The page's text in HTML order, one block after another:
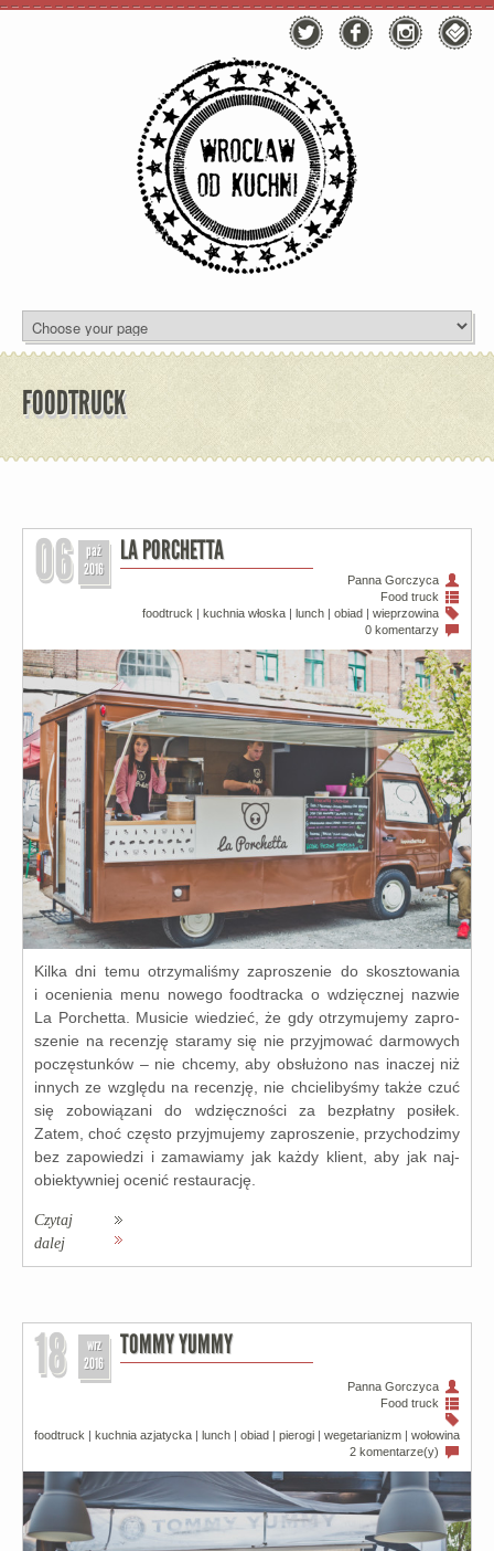
FOODTRUCK
06
paź
2016
LA PORCHETTA
Panna Gorczyca
Food truck
foodtruck | kuchnia włoska | lunch | obiad | wieprzowina
0 komentarzy
Kilka dni temu otrzy­ma­li­śmy zapro­sze­nie do skosz­to­wa­nia
i oce­nie­nia menu nowe­go food­trac­ka o wdzięcz­nej nazwie
La Porchetta. Musicie wie­dzieć, że gdy otrzy­mu­je­my zapro­
sze­nie na recen­zję sta­ra­my się nie przyj­mo­wać dar­mo­wych
poczę­stun­ków – nie chce­my, aby obsłu­żo­no nas ina­czej niż
innych ze wzglę­du na recen­zję, nie chcie­li­by­śmy tak­że czuć
się zobo­wią­za­ni do wdzięcz­no­ści za bez­płat­ny posi­łek.
Zatem, choć czę­sto przyj­mu­je­my zapro­sze­nie, przy­cho­dzi­my
bez zapo­wie­dzi i zama­wia­my jak każ­dy klient, aby jak naj­
obiek­tyw­niej oce­nić restau­ra­cję.
Czytaj
dalej
18
wrz
2016
TOMMY YUMMY
Panna Gorczyca
Food truck
foodtruck | kuchnia azjatycka | lunch | obiad | pierogi | wegetarianizm | wołowina
2 komentarze(y)